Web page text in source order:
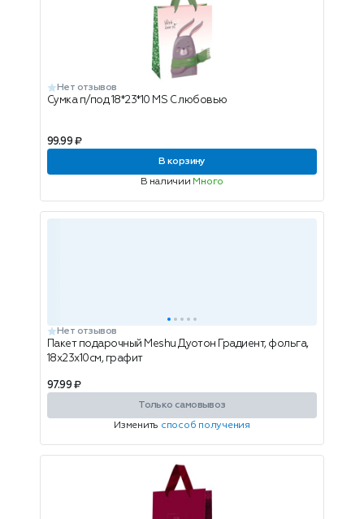
Нет отзывов
Сумка п/под 18*23*10 MS С любовью
99.99 ₽
В корзину
В наличии Много
Нет отзывов
Пакет подарочный Meshu Дуотон Градиент, фольга,
18х23х10см, графит
97.99 ₽
Только самовывоз
Изменить способ получения